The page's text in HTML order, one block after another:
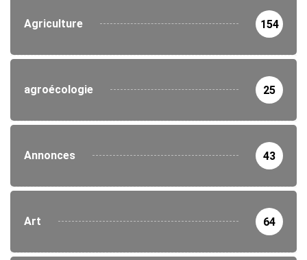
Agriculture 154
agroécologie 25
Annonces 43
Art 64